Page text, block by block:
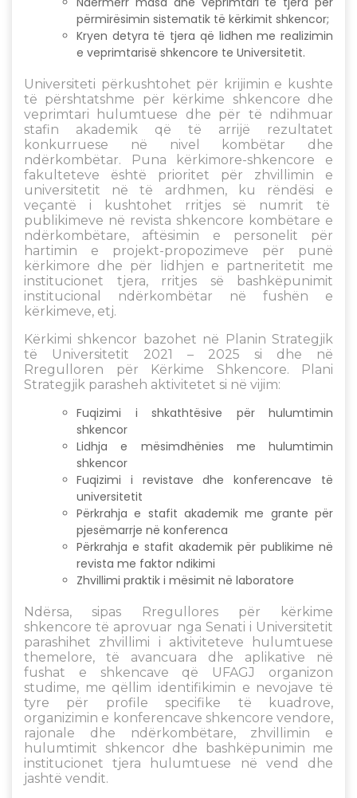
përmirësimin sistematik të kërkimit shkencor;
Kryen detyra të tjera që lidhen me realizimin
e veprimtarisë shkencore te Universitetit.
Universiteti përkushtohet për krijimin e kushte
të përshtatshme për kërkime shkencore dhe
veprimtari hulumtuese dhe për të ndihmuar
stafin akademik që të arrijë rezultatet
konkurruese në nivel kombëtar dhe
ndërkombëtar. Puna kërkimore-shkencore e
fakulteteve është prioritet për zhvillimin e
universitetit në të ardhmen, ku rëndësi e
veçantë i kushtohet rritjes së numrit të
publikimeve në revista shkencore kombëtare e
ndërkombëtare, aftësimin e personelit për
hartimin e projekt-propozimeve për punë
kërkimore dhe për lidhjen e partneritetit me
institucionet tjera, rritjes së bashkëpunimit
institucional ndërkombëtar në fushën e
kërkimeve, etj.
Kërkimi shkencor bazohet në Planin Strategjik
të Universitetit 2021 – 2025 si dhe në
Rregulloren për Kërkime Shkencore. Plani
Strategjik parasheh aktivitetet si në vijim:
Fuqizimi i shkathtësive për hulumtimin
shkencor
Lidhja e mësimdhënies me hulumtimin
shkencor
Fuqizimi i revistave dhe konferencave të
universitetit
Përkrahja e stafit akademik me grante për
pjesëmarrje në konferenca
Përkrahja e stafit akademik për publikime në
revista me faktor ndikimi
Zhvillimi praktik i mësimit në laboratore
Ndërsa, sipas Rregullores për kërkime
shkencore të aprovuar nga Senati i Universitetit
parashihet zhvillimi i aktiviteteve hulumtuese
themelore, të avancuara dhe aplikative në
fushat e shkencave që UFAGJ organizon
studime, me qëllim identifikimin e nevojave të
tyre për profile specifike të kuadrove,
organizimin e konferencave shkencore vendore,
rajonale dhe ndërkombëtare, zhvillimin e
hulumtimit shkencor dhe bashkëpunimin me
institucionet tjera hulumtuese në vend dhe
jashtë vendit.